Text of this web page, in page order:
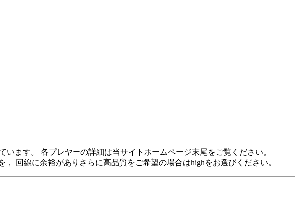
ています。 各プレヤーの詳細は当サイトホームページ末尾をご覧ください。
回線に余裕がありさらに高品質をご希望の場合はhighをお選びください。